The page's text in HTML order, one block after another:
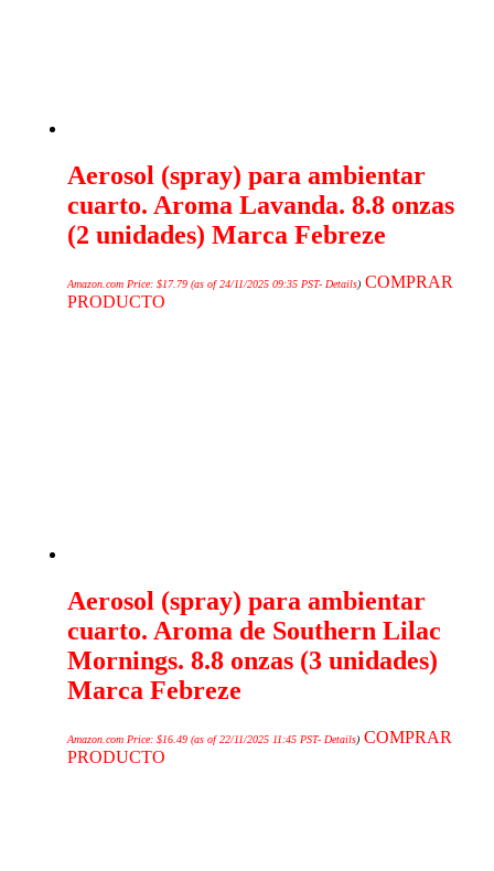
Aerosol (spray) para ambientar
cuarto. Aroma Lavanda. 8.8 onzas
(2 unidades) Marca Febreze
Amazon.com Price:$17.79 (as of 24/11/2025 09:35 PST- Details) COMPRAR
PRODUCTO
Aerosol (spray) para ambientar
cuarto. Aroma de Southern Lilac
Mornings. 8.8 onzas (3 unidades)
Marca Febreze
Amazon.com Price:$16.49 (as of 22/11/2025 11:45 PST- Details) COMPRAR
PRODUCTO